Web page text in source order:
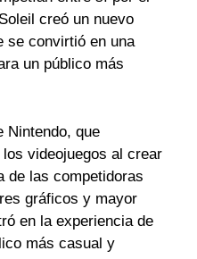
creó un nuevo
se convirtió en una
un público más
Nintendo, que
videojuegos al crear
de las competidoras
gráficos y mayor
en la experiencia de
más casual y